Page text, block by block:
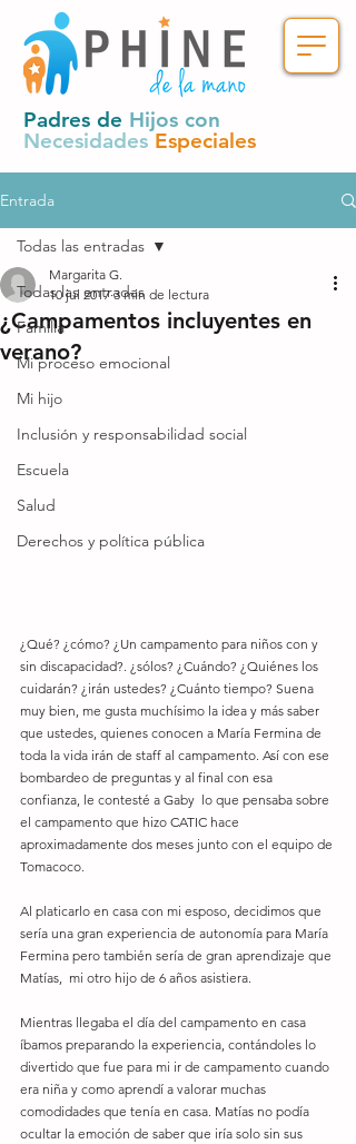
Padres de Hijos con
Necesidades Especiales
Entrada
Todas las entradas
Familia
Mi proceso emocional
Mi hijo
Inclusión y responsabilidad social
Escuela
Salud
Derechos y política pública
Todas las entradas
¿Campamentos incluyentes en
verano?
Margarita G.
10 jul 2017 3 min de lectura
¿Qué? ¿cómo? ¿Un campamento para niños con y
sin discapacidad?. ¿sólos? ¿Cuándo? ¿Quiénes los
cuidarán? ¿irán ustedes? ¿Cuánto tiempo? Suena
muy bien, me gusta muchísimo la idea y más saber
que ustedes, quienes conocen a María Fermina de
toda la vida irán de staff al campamento. Así con ese
bombardeo de preguntas y al final con esa
confianza, le contesté a Gaby  lo que pensaba sobre
el campamento que hizo CATIC hace
aproximadamente dos meses junto con el equipo de
Tomacoco.
Al platicarlo en casa con mi esposo, decidimos que
sería una gran experiencia de autonomía para María
Fermina pero también sería de gran aprendizaje que
Matías,  mi otro hijo de 6 años asistiera.
Mientras llegaba el día del campamento en casa
íbamos preparando la experiencia, contándoles lo
divertido que fue para mi ir de campamento cuando
era niña y como aprendí a valorar muchas
comodidades que tenía en casa. Matías no podía
ocultar la emoción de saber que iría solo sin sus